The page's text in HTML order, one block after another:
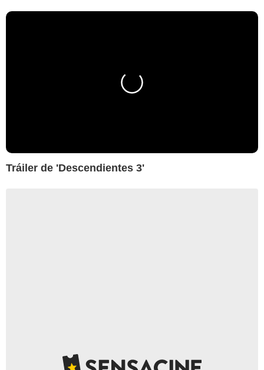
Tráiler de 'Descendientes 3'